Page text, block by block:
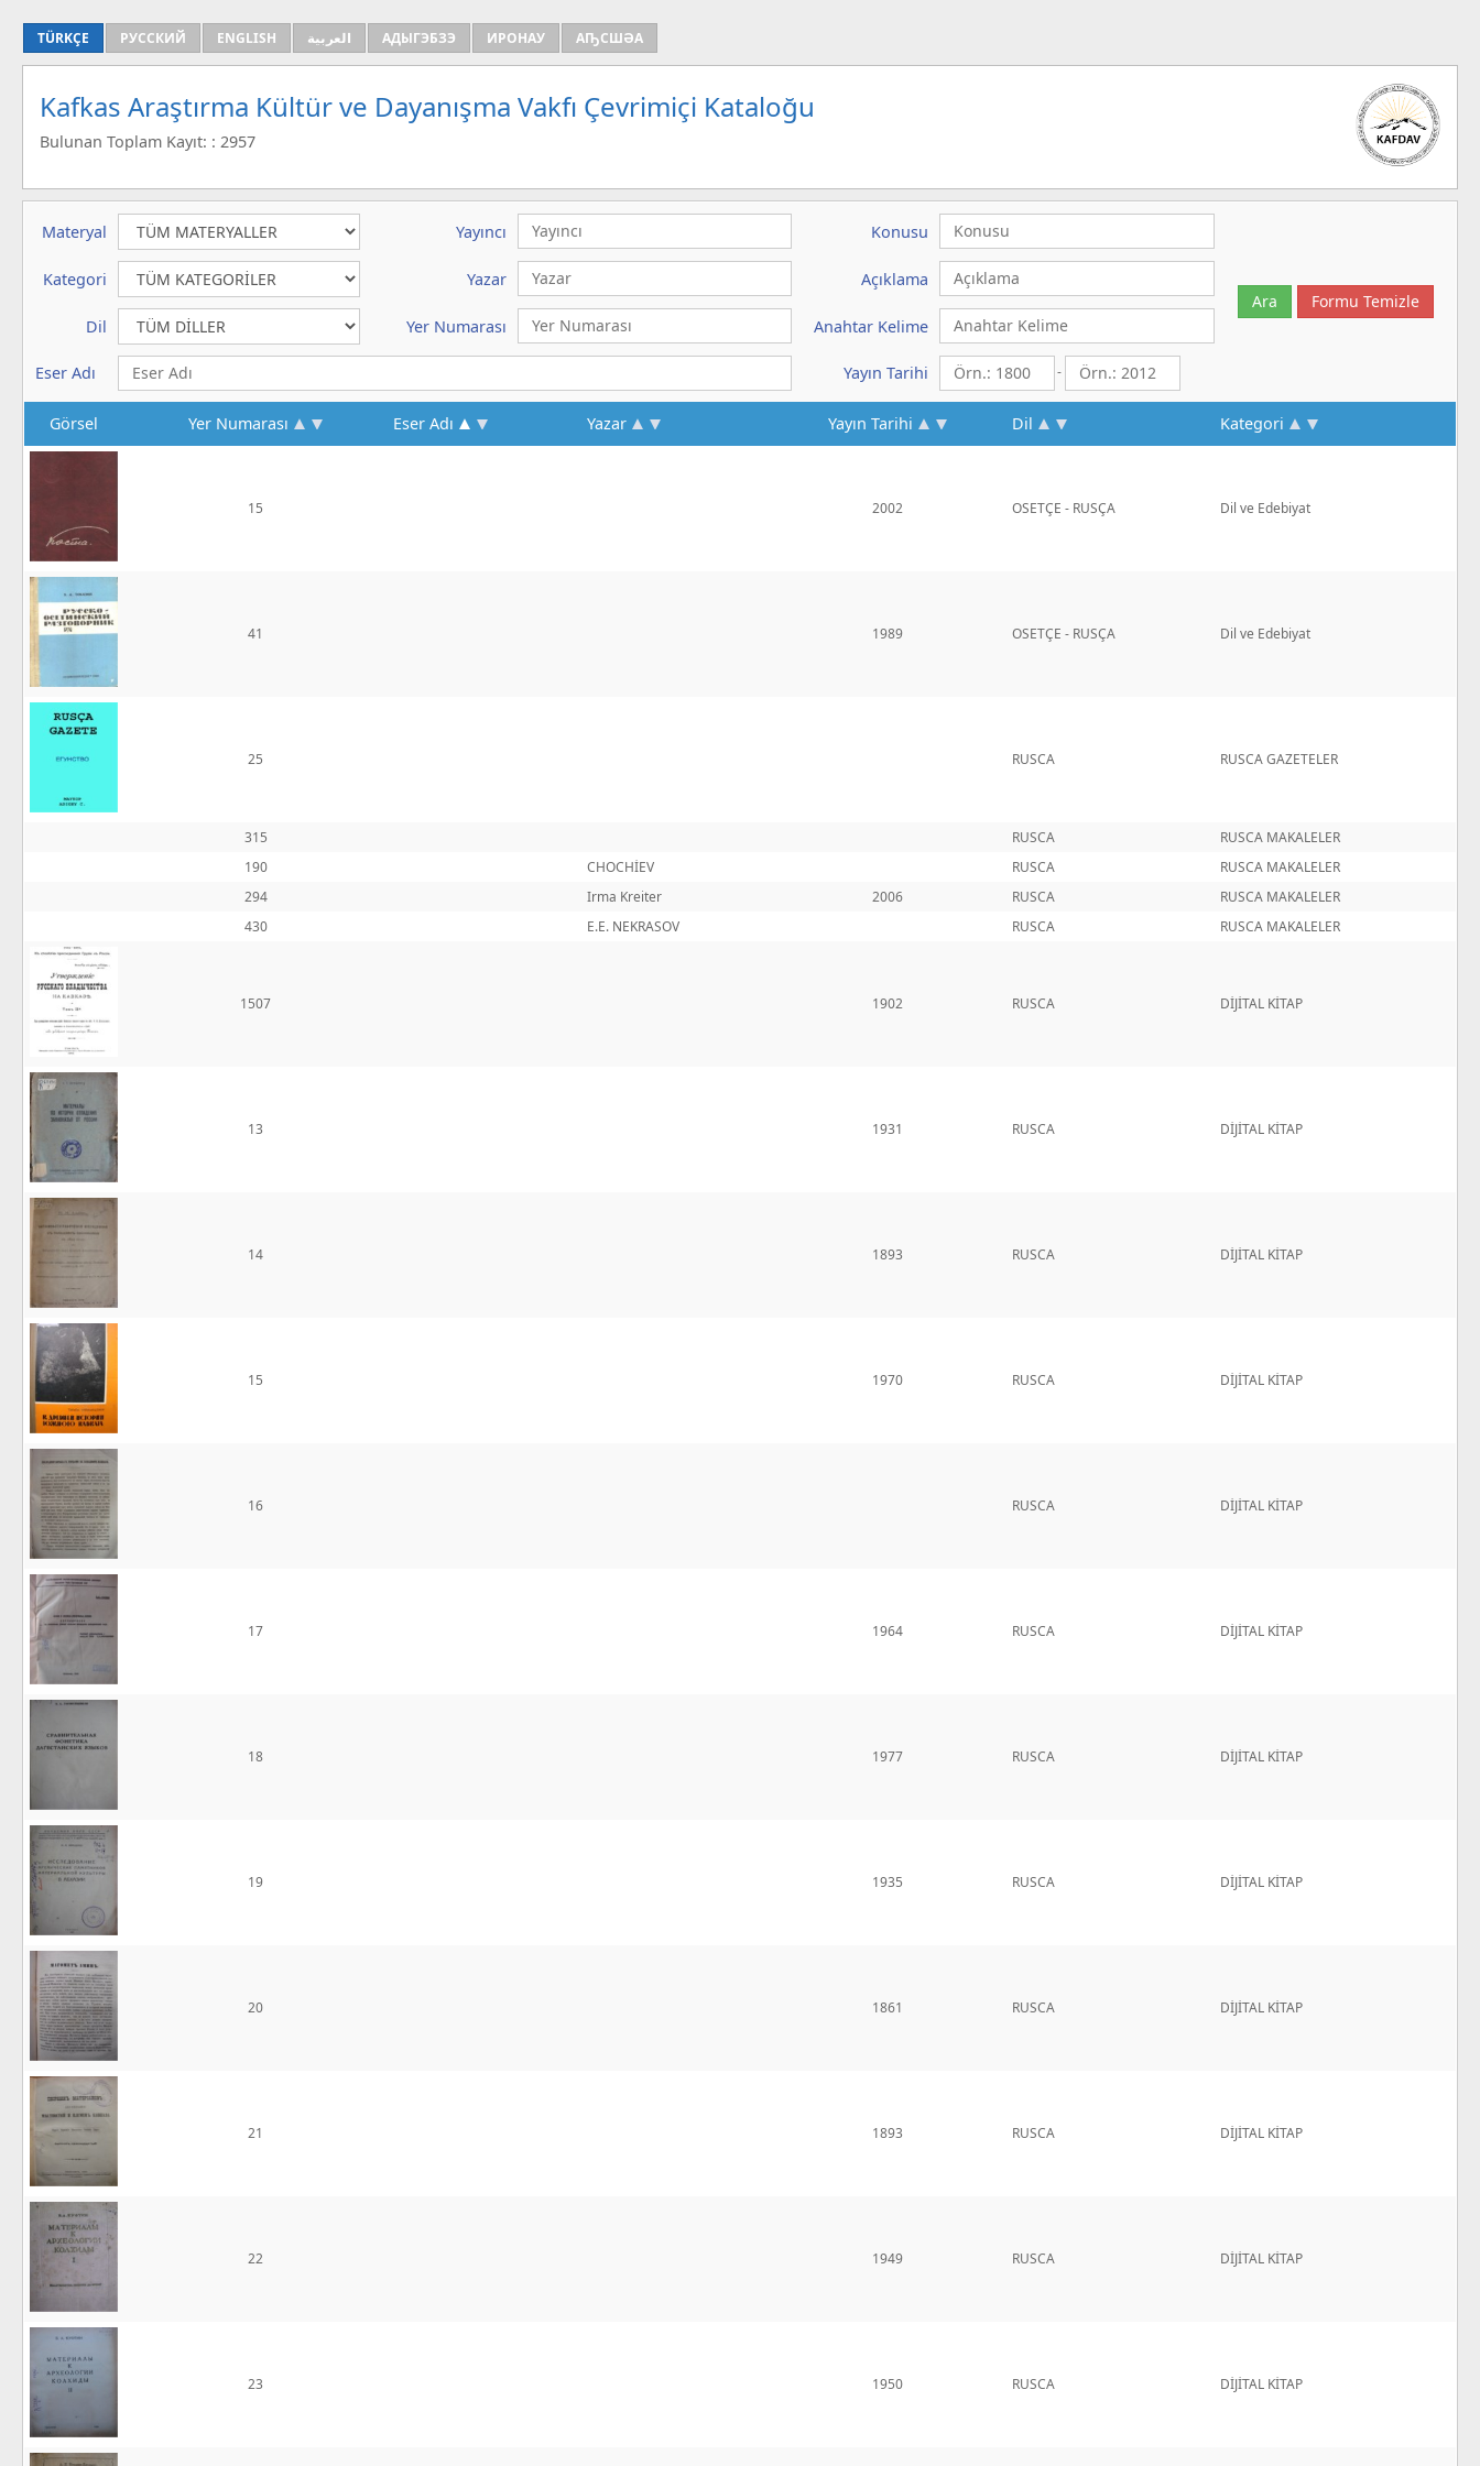
TÜRKÇE РУССКИЙ ENGLISH العربية АДЫГЭБЗЭ ИРОНАУ АҦСШӘА
Kafkas Araştırma Kültür ve Dayanışma Vakfı Çevrimiçi Kataloğu
Bulunan Toplam Kayıt: : 2957
Materyal Yayıncı Konusu
Kategori Yazar Açıklama
Dil Yer Numarası Anahtar Kelime
Eser Adı Yayın Tarihi -
Görsel Yer Numarası Eser Adı Yazar Yayın Tarihi Dil Kategori
15 2002 OSETÇE - RUSÇA Dil ve Edebiyat
41 1989 OSETÇE - RUSÇA Dil ve Edebiyat
25 RUSCA RUSCA GAZETELER
315 RUSCA
RUSCA MAKALELER
190
CHOCHİEV RUSCA
RUSCA MAKALELER
294
Irma Kreiter 2006 RUSCA
RUSCA MAKALELER
430
E.E. NEKRASOV RUSCA RUSCA MAKALELER
1507 1902 RUSCA DİJİTAL KİTAP
13 1931 RUSCA DİJİTAL KİTAP
14 1893 RUSCA DİJİTAL KİTAP
15 1970 RUSCA DİJİTAL KİTAP
16 RUSCA DİJİTAL KİTAP
17 1964 RUSCA DİJİTAL KİTAP
18 1977 RUSCA DİJİTAL KİTAP
19 1935 RUSCA DİJİTAL KİTAP
20 1861 RUSCA DİJİTAL KİTAP
21 1893 RUSCA DİJİTAL KİTAP
22 1949 RUSCA DİJİTAL KİTAP
23 1950 RUSCA DİJİTAL KİTAP